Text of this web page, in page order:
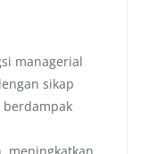
managerial
sikap